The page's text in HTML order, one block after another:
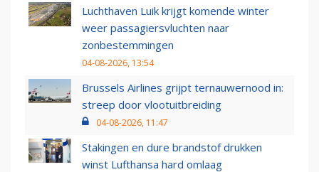
Luchthaven Luik krijgt komende winter
weer passagiersvluchten naar
zonbestemmingen
04-08-2026, 13:54
Brussels Airlines grijpt ternauwernood in:
streep door vlootuitbreiding
04-08-2026, 11:47
Stakingen en dure brandstof drukken
winst Lufthansa hard omlaag